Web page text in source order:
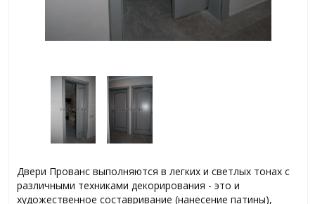
Двери Прованс выполняются в легких и светлых тонах с
различными техниками декорирования - это и
художественное составривание (нанесение патины),